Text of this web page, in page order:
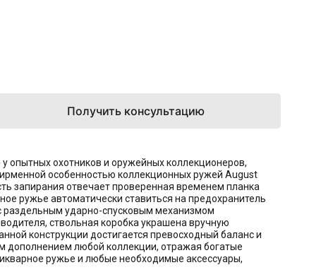
Получить консультацию
опытных охотников и оружейных коллекционеров,
особенностью коллекционных ружей August
запирания отвечает проверенная временем планка
ружье автоматически ставиться на предохранитель
раздельным ударно-спусковым механизмом
ствольная коробка украшена вручную
конструкции достигается превосходный баланс и
дополнением любой коллекции, отражая богатые
ружье и любые необходимые аксессуары,